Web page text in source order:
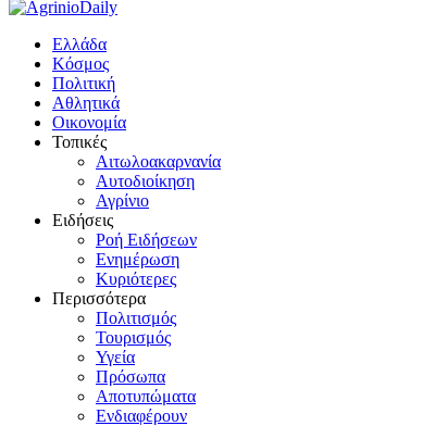
Ελλάδα
Κόσμος
Πολιτική
Αθλητικά
Οικονομία
Τοπικές
Αιτωλοακαρνανία
Αυτοδιοίκηση
Αγρίνιο
Ειδήσεις
Ροή Ειδήσεων
Ενημέρωση
Κυριότερες
Περισσότερα
Πολιτισμός
Τουρισμός
Υγεία
Πρόσωπα
Αποτυπώματα
Ενδιαφέρουν